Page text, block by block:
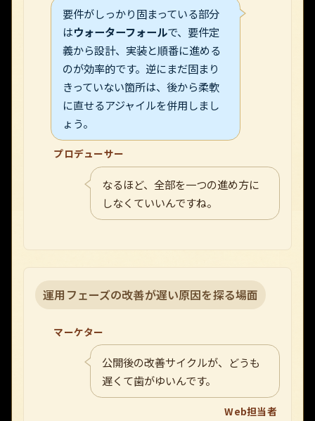
要件がしっかり固まっている部分
はウォーターフォールで、要件定
義から設計、実装と順番に進める
のが効率的です。逆にまだ固まり
きっていない箇所は、後から柔軟
に直せるアジャイルを併用しまし
ょう。
プロデューサー
なるほど、全部を一つの進め方に
しなくていいんですね。
運用フェーズの改善が遅い原因を探る場面
マーケター
公開後の改善サイクルが、どうも
遅くて歯がゆいんです。
Web担当者